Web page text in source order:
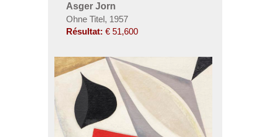
Asger Jorn
Ohne Titel, 1957
Résultat: € 51,600